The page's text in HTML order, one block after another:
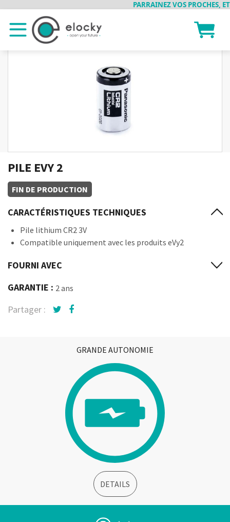
PARRAINEZ VOS PROCHES,
PILE EVY 2
FIN DE PRODUCTION
CARACTÉRISTIQUES TECHNIQUES
Pile lithium CR2 3V
Compatible uniquement avec les produits eVy2
FOURNI AVEC
GARANTIE : 2 ans
Partager :
GRANDE AUTONOMIE
DETAILS